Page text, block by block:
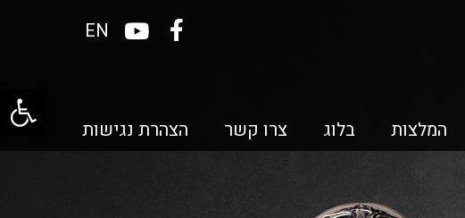
פתח
EN
המלצות בלוג צרו קשר הצהרת נגישות